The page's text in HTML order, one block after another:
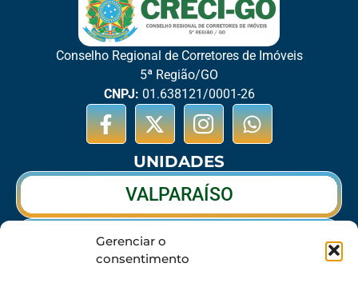
Gerenciar o
consentimento
Conselho Regional de Corretores de Imóveis
5ª Região/GO
CNPJ: 01.638121/0001-26
UNIDADES
VALPARAÍSO
RIO VERDE